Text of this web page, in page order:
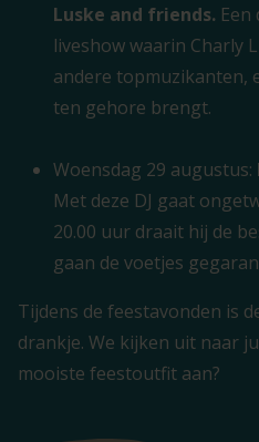
Luske and friends. Een
liveshow waarin Charly
andere topmuzikanten,
ten gehore brengt.
Woensdag 29 augustus:
Met deze DJ gaat
20.00 uur draait hij de
gaan de voetjes
Tijdens de feestavonden is
drankje. We kijken uit naar
mooiste feestoutfit aan?